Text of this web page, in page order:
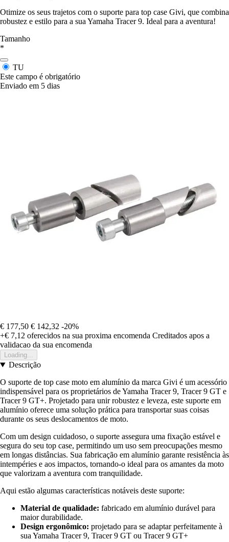
Otimize os seus trajetos com o suporte para top case Givi, que combina
robustez e estilo para a sua Yamaha Tracer 9. Ideal para a aventura!
Tamanho
*
TU
Este campo é obrigatório
Enviado em 5 dias
€ 177,50 € 142,32 -20%
+€ 7,12 oferecidos na sua proxima encomenda Creditados apos a
validacao da sua encomenda
Loading...
Descrição
O suporte de top case moto em alumínio da marca Givi é um acessório
indispensável para os proprietários de Yamaha Tracer 9, Tracer 9 GT e
Tracer 9 GT+. Projetado para unir robustez e leveza, este suporte em
alumínio oferece uma solução prática para transportar suas coisas
durante os seus deslocamentos de moto.
Com um design cuidadoso, o suporte assegura uma fixação estável e
segura do seu top case, permitindo um uso sem preocupações mesmo
em longas distâncias. Sua fabricação em alumínio garante resistência às
intempéries e aos impactos, tornando-o ideal para os amantes da moto
que valorizam a aventura com tranquilidade.
Aqui estão algumas características notáveis deste suporte:
Material de qualidade: fabricado em alumínio durável para
maior durabilidade.
Design ergonômico: projetado para se adaptar perfeitamente à
sua Yamaha Tracer 9, Tracer 9 GT ou Tracer 9 GT+